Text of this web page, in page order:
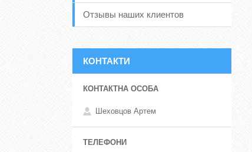
Отзывы наших клиентов
КОНТАКТИ
Шеховцов Артем